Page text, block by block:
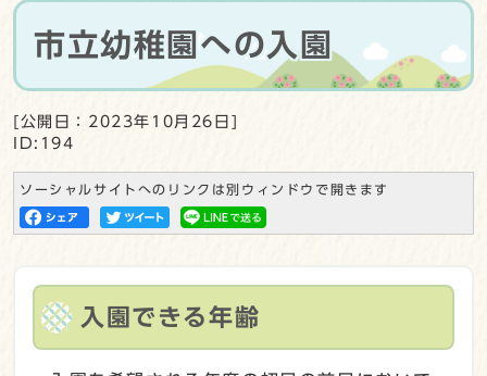
市立幼稚園への入園
[公開日：2023年10月26日]
ID:194
ソーシャルサイトへのリンクは別ウィンドウで開きます
入園できる年齢